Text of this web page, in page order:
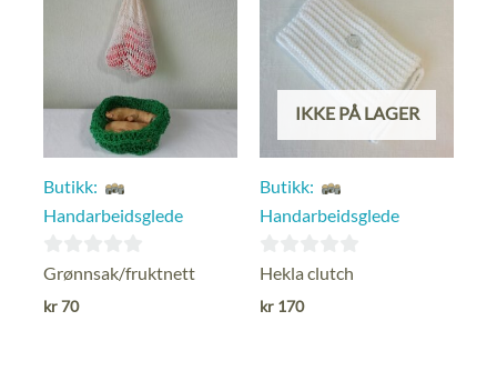
Butikk:
Handarbeidsglede
0
ut
Grønnsak/fruktnett
kr70
IKKE PÅ LAGER
Butikk:
Handarbeidsglede
0
ut
Hekla clutch
kr 170